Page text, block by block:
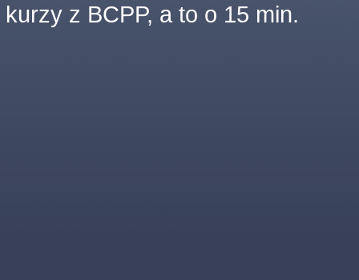
kurzy z BCPP, a to o 15 min.